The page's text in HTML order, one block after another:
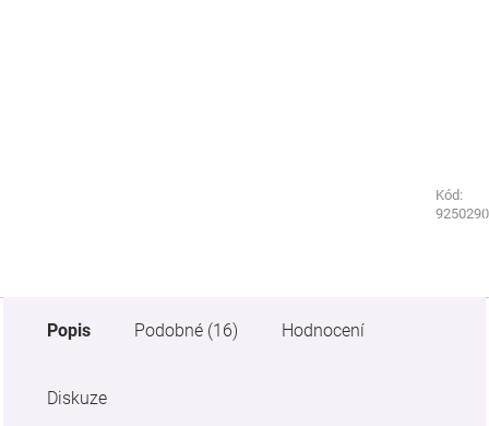
Kód:
Kód:
Popis Podobné (16) Hodnocení
Diskuze